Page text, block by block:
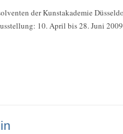
der Kunstakademie
10. April bis 28. Juni 2009